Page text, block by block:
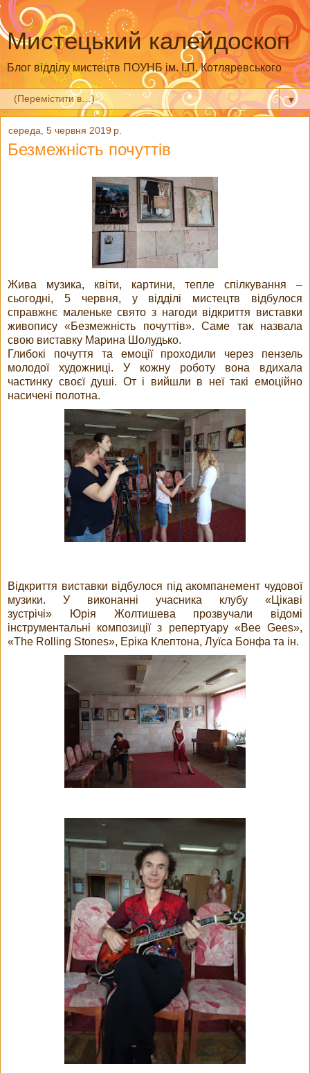
Мистецький калейдоскоп
Блог відділу мистецтв ПОУНБ ім. І.П. Котляревського
▼
середа, 5 червня 2019 р.
Безмежність почуттів
Жива музика, квіти, картини, тепле спілкування –
сьогодні, 5 червня, у відділі мистецтв відбулося
справжнє маленьке свято з нагоди відкриття виставки
живопису «Безмежність почуттів». Саме так назвала
свою виставку Марина Шолудько.
Глибокі почуття та емоції проходили через пензель
молодої художниці. У кожну роботу вона вдихала
частинку своєї душі. От і вийшли в неї такі емоційно
насичені полотна.
Відкриття виставки відбулося під акомпанемент чудової
музики. У виконанні учасника клубу «Цікаві
зустрічі» Юрія Жолтишева прозвучали відомі
інструментальні композиції з репертуару «Bee Gees»,
«The Rolling Stones», Еріка Клептона, Луїса Бонфа та ін.